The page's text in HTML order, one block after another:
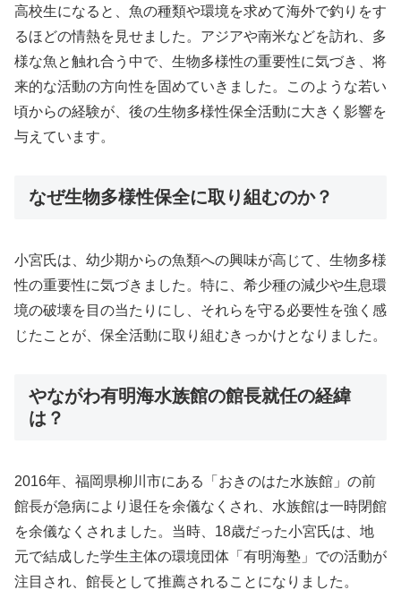
高校生になると、魚の種類や環境を求めて海外で釣りをす
るほどの情熱を見せました。アジアや南米などを訪れ、多
様な魚と触れ合う中で、生物多様性の重要性に気づき、将
来的な活動の方向性を固めていきました。このような若い
頃からの経験が、後の生物多様性保全活動に大きく影響を
与えています。
なぜ生物多様性保全に取り組むのか？
小宮氏は、幼少期からの魚類への興味が高じて、生物多様
性の重要性に気づきました。特に、希少種の減少や生息環
境の破壊を目の当たりにし、それらを守る必要性を強く感
じたことが、保全活動に取り組むきっかけとなりました。
やながわ有明海水族館の館長就任の経緯
は？
2016年、福岡県柳川市にある「おきのはた水族館」の前
館長が急病により退任を余儀なくされ、水族館は一時閉館
を余儀なくされました。当時、18歳だった小宮氏は、地
元で結成した学生主体の環境団体「有明海塾」での活動が
注目され、館長として推薦されることになりました。